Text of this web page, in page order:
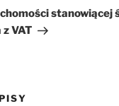
stanowiącej
VAT